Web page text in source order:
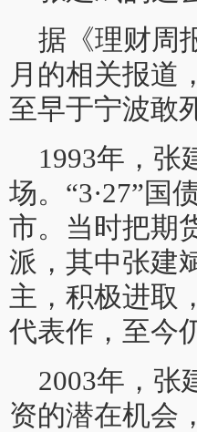
据《理财周
月的相关报道
至早于宁波敢
1993年，张
场。“3·27”国
市。当时把期
派，其中张建
主，积极进取
代表作，至今
2003年，张
资的潜在机会